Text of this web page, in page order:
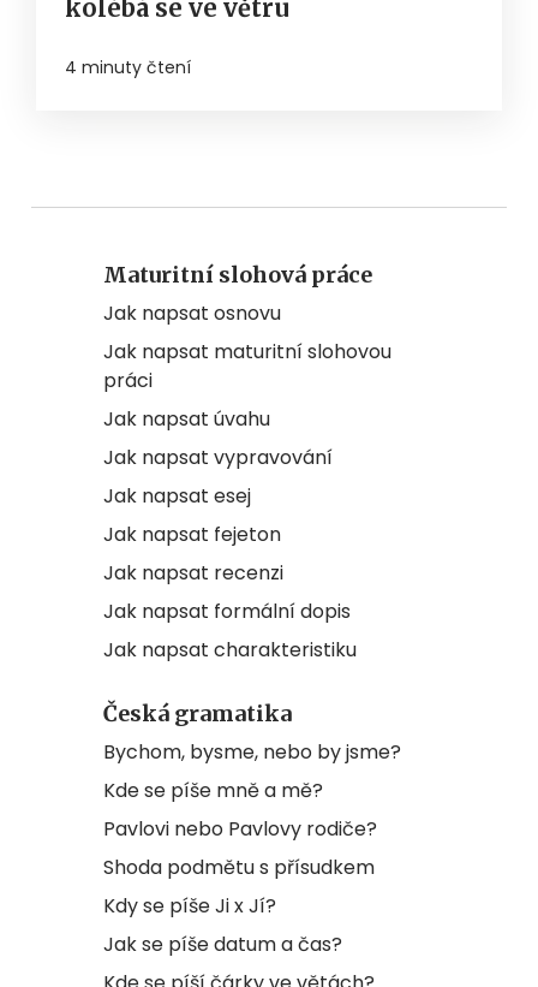
kolébá se ve větru
4 minuty čtení
Maturitní slohová práce
Jak napsat osnovu
Jak napsat maturitní slohovou
práci
Jak napsat úvahu
Jak napsat vypravování
Jak napsat esej
Jak napsat fejeton
Jak napsat recenzi
Jak napsat formální dopis
Jak napsat charakteristiku
Česká gramatika
Bychom, bysme, nebo by jsme?
Kde se píše mně a mě?
Pavlovi nebo Pavlovy rodiče?
Shoda podmětu s přísudkem
Kdy se píše Ji x Jí?
Jak se píše datum a čas?